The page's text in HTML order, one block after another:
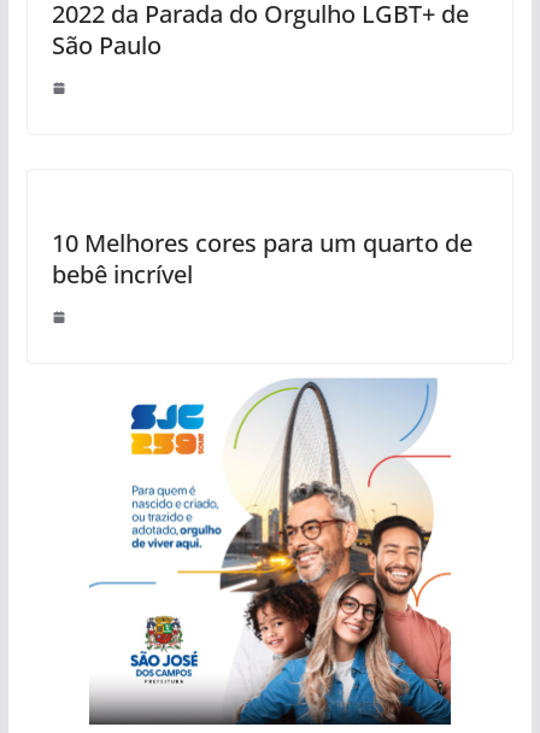
2022 da Parada do Orgulho LGBT+ de
São Paulo
10 Melhores cores para um quarto de
bebê incrível